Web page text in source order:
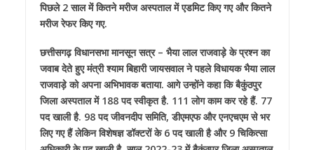
पिछले 2 साल में कितने मरीज अस्पताल में एडमिट किए गए और कितने
मरीज रेफर किए गए.
छत्तीसगढ़ विधानसभा मानसून सत्र – भैया लाल राजवाड़े के प्रश्न का
जवाब देते हुए मंत्री श्याम बिहारी जायसवाल ने पहले विधायक भैया लाल
राजवाड़े को अपना अभिभावक बताया. आगे उन्होंने कहा कि बैकुंठपुर
जिला अस्पताल में 188 पद स्वीकृत है. 111 लोग काम कर रहे हैं. 77
पद खाली है. 98 पद जीवनदीप समिति, डीएमएफ और एनएचएम से भर
लिए गए हैं लेकिन विशेषज्ञ डॉक्टरों के 6 पद खाली है और 9 चिकित्सा